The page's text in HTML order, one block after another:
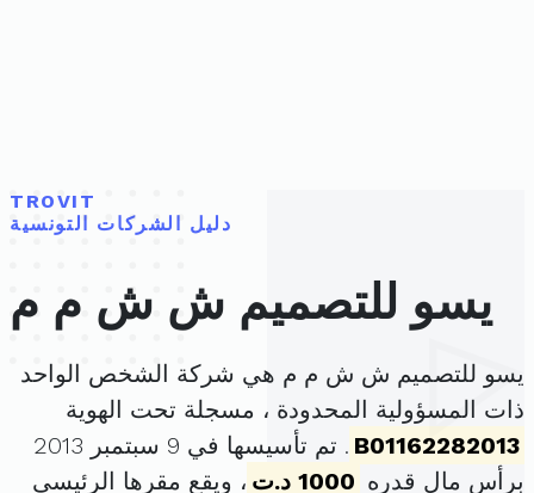
TROVIT
دليل الشركات التونسية
يسو للتصميم ش ش م م
يسو للتصميم ش ش م م هي شركة الشخص الواحد
ذات المسؤولية المحدودة ، مسجلة تحت الهوية
B01162282013
. تم تأسيسها في 9 سبتمبر 2013
برأس مال قدره 1000 د.ت
، ويقع مقرها الرئيسي